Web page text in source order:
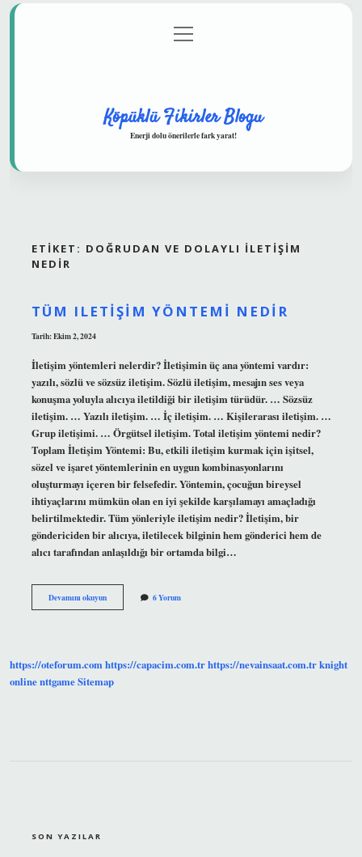
Gizlilik Politikası
menüyü
aç
Köpüklü Fikirler Blogu
Enerji dolu önerilerle fark yarat!
ETIKET: DOĞRUDAN VE DOLAYLI ILETIŞIM
NEDIR
TÜM ILETIŞIM YÖNTEMI NEDIR
Tarih: Ekim 2, 2024
İletişim yöntemleri nelerdir? İletişimin üç ana yöntemi vardır:
yazılı, sözlü ve sözsüz iletişim. Sözlü iletişim, mesajın ses veya
konuşma yoluyla alıcıya iletildiği bir iletişim türüdür. … Sözsüz
iletişim. … Yazılı iletişim. … İç iletişim. … Kişilerarası iletişim. …
Grup iletişimi. … Örgütsel iletişim. Total iletişim yöntemi nedir?
Toplam İletişim Yöntemi: Bu, etkili iletişim kurmak için işitsel,
sözel ve işaret yöntemlerinin en uygun kombinasyonlarını
oluşturmayı içeren bir felsefedir. Yöntemin, çocuğun bireysel
ihtiyaçlarını mümkün olan en iyi şekilde karşılamayı amaçladığı
belirtilmektedir. Tüm yönleriyle iletişim nedir? İletişim, bir
göndericiden bir alıcıya, iletilecek bilginin hem gönderici hem de
alıcı tarafından anlaşıldığı bir ortamda bilgi…
Devamını okuyunTüm
Iletişim
6 Yorum
https://oteforum.comhttps://capacim.com.trhttps://nevainsaat.com.trknight
onlinenttgameSitemap
SON YAZILAR